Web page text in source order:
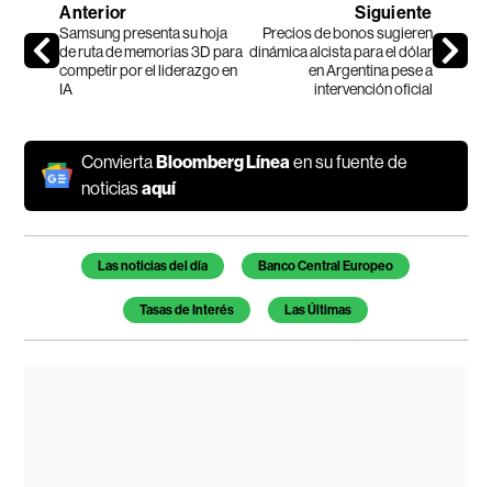
Anterior
Samsung presenta su hoja
de ruta de memorias 3D para
competir por el liderazgo en
IA
Siguiente
Precios de bonos sugieren
dinámica alcista para el dólar
en Argentina pese a
intervención oficial
ConviertaBloomberg Línea en su fuente de
noticiasaquí
Temas de este artículo
Las noticias del día Banco Central Europeo
Tasas de Interés Las Últimas